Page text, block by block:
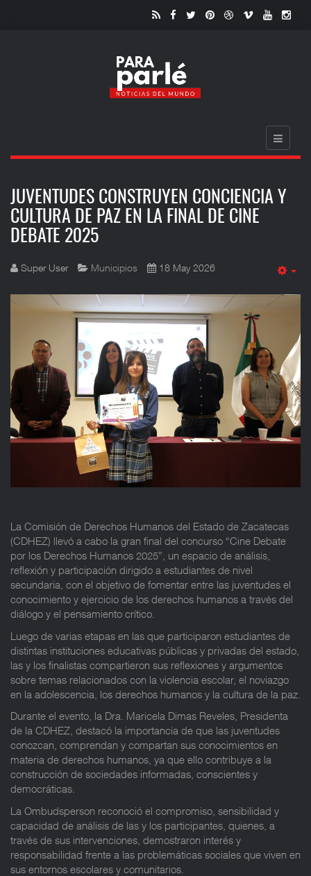
JUVENTUDES CONSTRUYEN CONCIENCIA Y
CULTURA DE PAZ EN LA FINAL DE CINE
DEBATE 2025
Super User Municipios 18 May 2026
La Comisión de Derechos Humanos del Estado de Zacatecas
(CDHEZ) llevó a cabo la gran final del concurso “Cine Debate
por los Derechos Humanos 2025”, un espacio de análisis,
reflexión y participación dirigido a estudiantes de nivel
secundaria, con el objetivo de fomentar entre las juventudes el
conocimiento y ejercicio de los derechos humanos a través del
diálogo y el pensamiento crítico.
Luego de varias etapas en las que participaron estudiantes de
distintas instituciones educativas públicas y privadas del estado,
las y los finalistas compartieron sus reflexiones y argumentos
sobre temas relacionados con la violencia escolar, el noviazgo
en la adolescencia, los derechos humanos y la cultura de la paz.
Durante el evento, la Dra. Maricela Dimas Reveles, Presidenta
de la CDHEZ, destacó la importancia de que las juventudes
conozcan, comprendan y compartan sus conocimientos en
materia de derechos humanos, ya que ello contribuye a la
construcción de sociedades informadas, conscientes y
democráticas.
La Ombudsperson reconoció el compromiso, sensibilidad y
capacidad de análisis de las y los participantes, quienes, a
través de sus intervenciones, demostraron interés y
responsabilidad frente a las problemáticas sociales que viven en
sus entornos escolares y comunitarios.